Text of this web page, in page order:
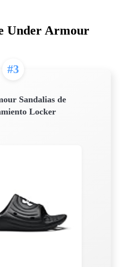
Under Armour
#3
Sandalias de
Locker